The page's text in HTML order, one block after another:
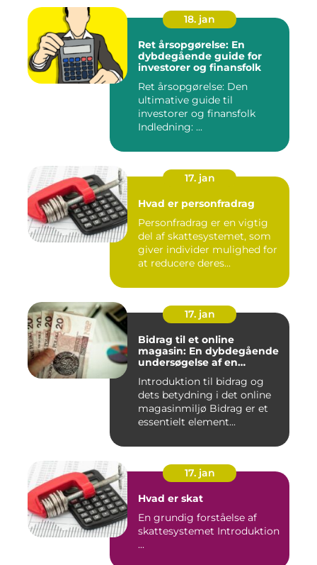
18. jan
Ret årsopgørelse: En
dybdegående guide for
investorer og finansfolk
Ret årsopgørelse: Den
ultimative guide til
investorer og finansfolk
Indledning: ...
17. jan
Hvad er personfradrag
Personfradrag er en vigtig
del af skattesystemet, som
giver individer mulighed for
at reducere deres...
17. jan
Bidrag til et online
magasin: En dybdegående
undersøgelse af en
udgivelser
Introduktion til bidrag og
dets betydning i det online
magasinmiljø Bidrag er et
essentielt element...
17. jan
Hvad er skat
En grundig forståelse af
skattesystemet Introduktion
...